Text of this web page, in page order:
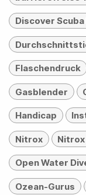
Discover Scuba
Flaschendruck
Gasblender
Handicap
Nitrox Nitrox
Open Water
Ozean-Gurus